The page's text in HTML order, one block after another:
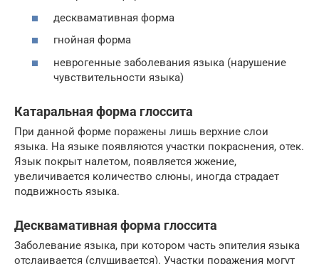
десквамативная форма
гнойная форма
неврогенные заболевания языка (нарушение
чувствительности языка)
Катаральная форма глоссита
При данной форме поражены лишь верхние слои
языка. На языке появляются участки покраснения, отек.
Язык покрыт налетом, появляется жжение,
увеличивается количество слюны, иногда страдает
подвижность языка.
Десквамативная форма глоссита
Заболевание языка, при котором часть эпителия языка
отслаивается (слущивается). Участки поражения могут